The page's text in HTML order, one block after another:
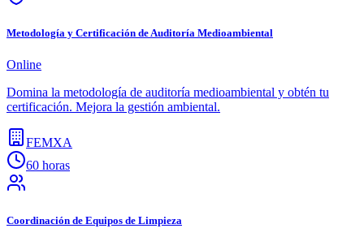
Metodología y Certificación de Auditoría Medioambiental
Online
Domina la metodología de auditoría medioambiental y obtén tu
certificación. Mejora la gestión ambiental.
FEMXA
60 horas
Coordinación de Equipos de Limpieza